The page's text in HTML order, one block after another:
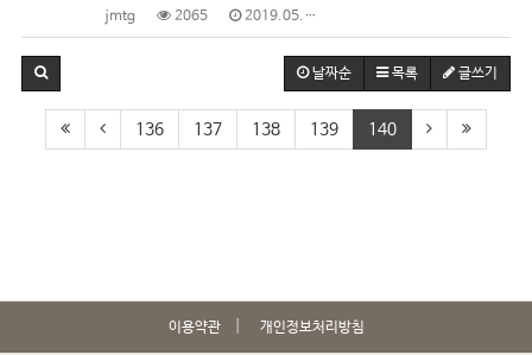
jmtg 2065 2019.05.06
날짜순 목록 글쓰기
136 137 138 139 140
이용약관 개인정보처리방침